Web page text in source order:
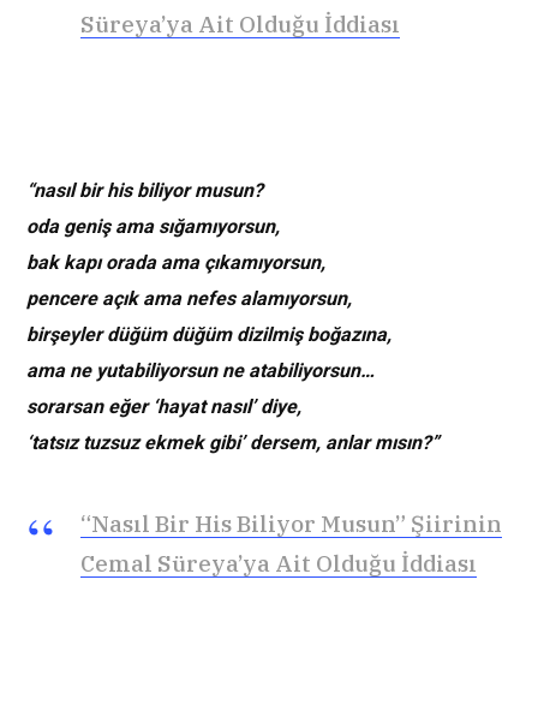
Süreya’ya Ait Olduğu İddiası
“nasıl bir his biliyor musun?
oda geniş ama sığamıyorsun,
bak kapı orada ama çıkamıyorsun,
pencere açık ama nefes alamıyorsun,
birşeyler düğüm düğüm dizilmiş boğazına,
ama ne yutabiliyorsun ne atabiliyorsun…
sorarsan eğer ‘hayat nasıl’ diye,
‘tatsız tuzsuz ekmek gibi’ dersem, anlar mısın?”
“Nasıl Bir His Biliyor Musun” Şiirinin
Cemal Süreya’ya Ait Olduğu İddiası